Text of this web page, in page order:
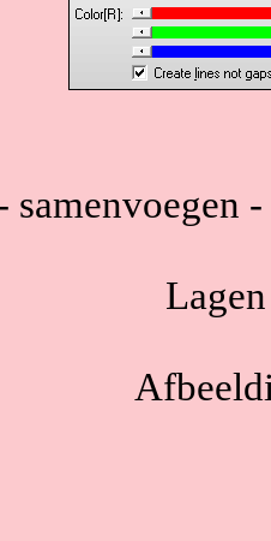
samenvoegen